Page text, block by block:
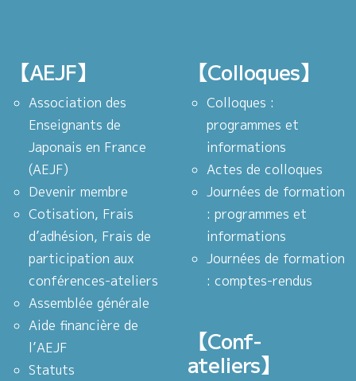
【AEJF】
Association des
Enseignants de
Japonais en France
(AEJF)
Devenir membre
Cotisation, Frais
d’adhésion, Frais de
participation aux
conférences-ateliers
Assemblée générale
Aide financière de
l’AEJF
Statuts
【Colloques】
Colloques :
programmes et
informations
Actes de colloques
Journées de formation
: programmes et
informations
Journées de formation
: comptes-rendus
【Conf-
ateliers】